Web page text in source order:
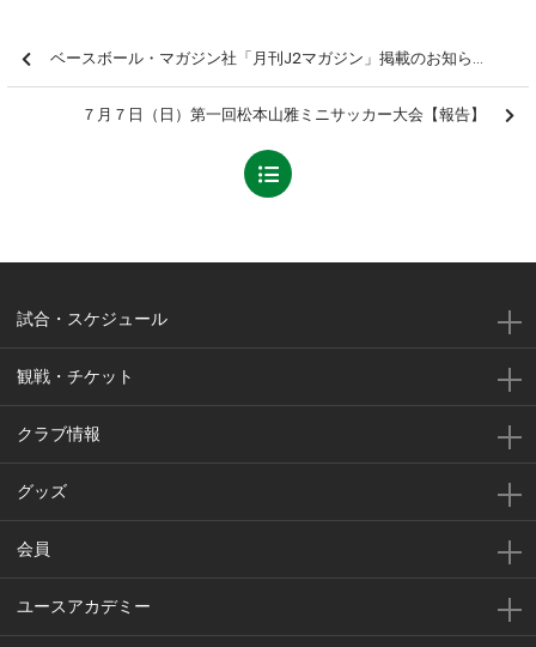
ベースボール・マガジン社「月刊J2マガジン」掲載のお知らせ
７月７日（日）第一回松本山雅ミニサッカー大会【報告】
試合・スケジュール
観戦・チケット
クラブ情報
グッズ
会員
ユースアカデミー